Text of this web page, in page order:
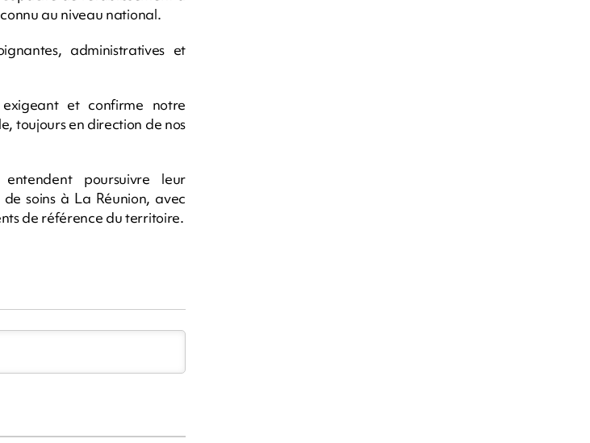
au niveau national.
administratives et
et confirme notre
toujours en direction de nos
poursuivre leur
soins à La Réunion, avec
de référence du territoire.